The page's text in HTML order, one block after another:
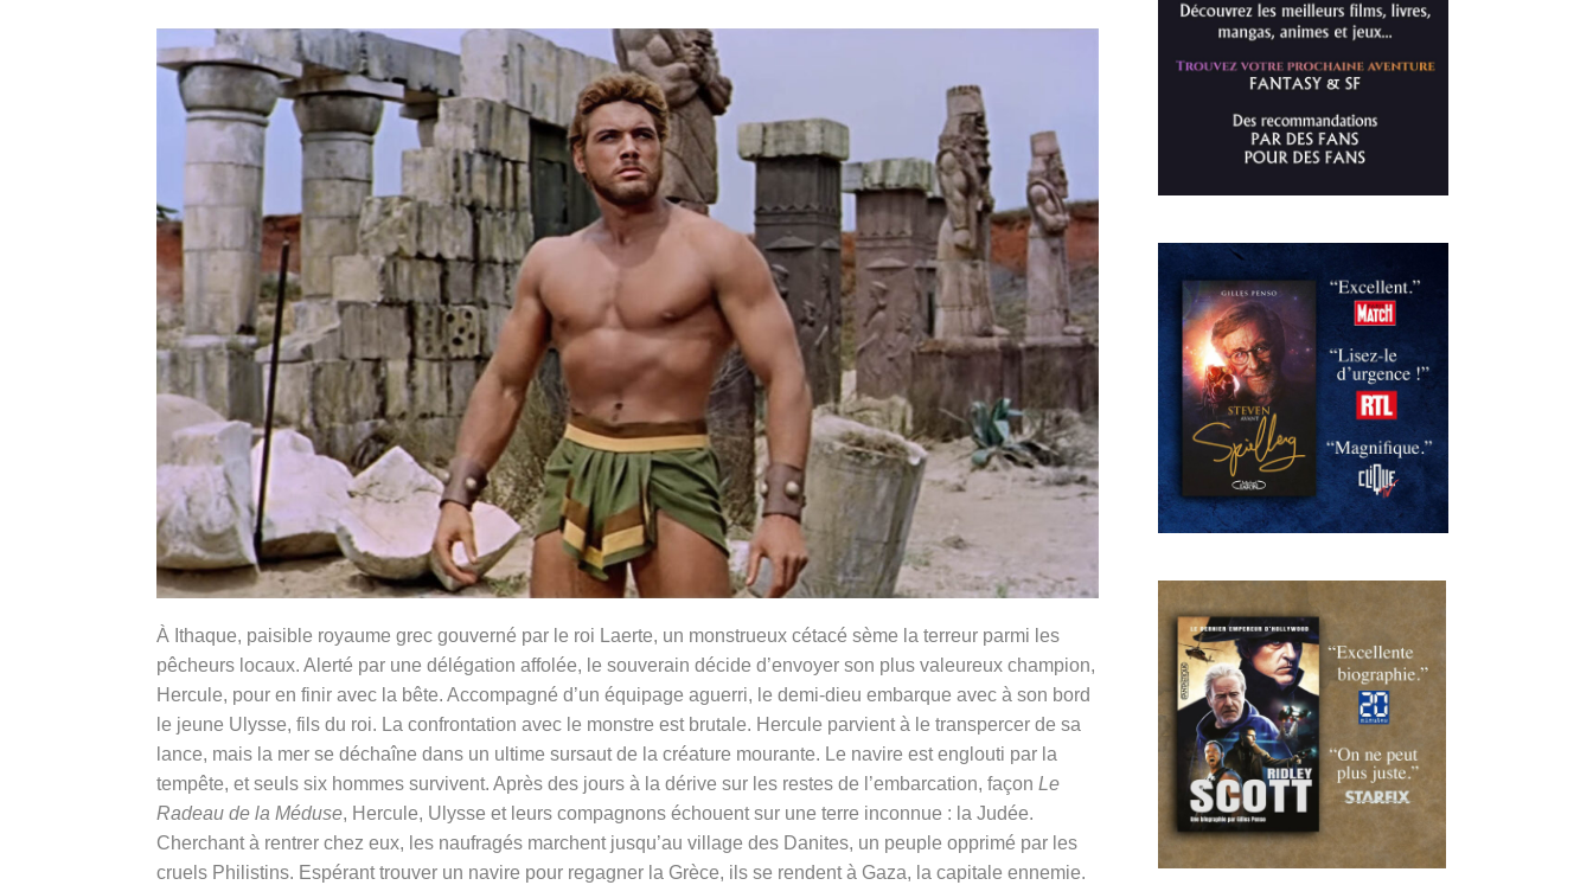
À Ithaque, paisible royaume grec gouverné par le roi Laerte, un monstrueux cétacé sème la terreur parmi les
pêcheurs locaux. Alerté par une délégation affolée, le souverain décide d’envoyer son plus valeureux champion,
Hercule, pour en finir avec la bête. Accompagné d’un équipage aguerri, le demi-dieu embarque avec à son bord
le jeune Ulysse, fils du roi. La confrontation avec le monstre est brutale. Hercule parvient à le transpercer de sa
lance, mais la mer se déchaîne dans un ultime sursaut de la créature mourante. Le navire est englouti par la
tempête, et seuls six hommes survivent. Après des jours à la dérive sur les restes de l’embarcation, façon Le
Radeau de la Méduse, Hercule, Ulysse et leurs compagnons échouent sur une terre inconnue : la Judée.
Cherchant à rentrer chez eux, les naufragés marchent jusqu’au village des Danites, un peuple opprimé par les
cruels Philistins. Espérant trouver un navire pour regagner la Grèce, ils se rendent à Gaza, la capitale ennemie.